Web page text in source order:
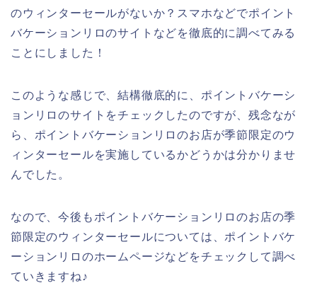
のウィンターセールがないか？スマホなどでポイント
バケーションリロのサイトなどを徹底的に調べてみる
ことにしました！
このような感じで、結構徹底的に、ポイントバケーシ
ョンリロのサイトをチェックしたのですが、残念なが
ら、ポイントバケーションリロのお店が季節限定のウ
ィンターセールを実施しているかどうかは分かりませ
んでした。
なので、今後もポイントバケーションリロのお店の季
節限定のウィンターセールについては、ポイントバケ
ーションリロのホームページなどをチェックして調べ
ていきますね♪